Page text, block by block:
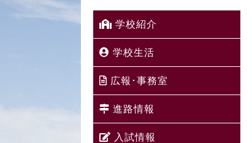
学校紹介
学校生活
広報･事務室
進路情報
入試情報